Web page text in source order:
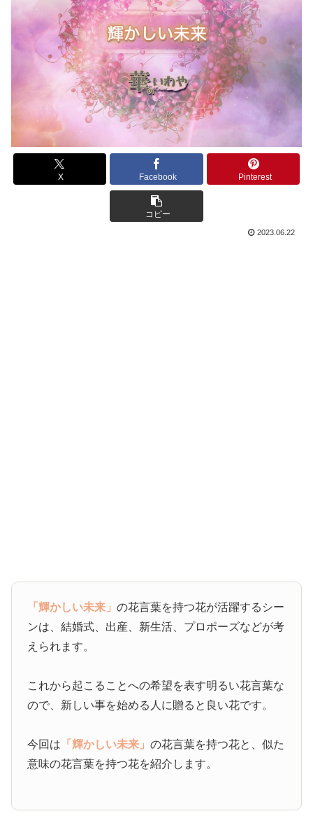
X Facebook Pinterest
コピー
2023.06.22
「輝かしい未来」の花言葉を持つ花が活躍するシー
ンは、結婚式、出産、新生活、プロポーズなどが考
えられます。
これから起こることへの希望を表す明るい花言葉な
ので、新しい事を始める人に贈ると良い花です。
今回は 「輝かしい未来」の花言葉を持つ花と、似た
意味の花言葉を持つ花を紹介します。